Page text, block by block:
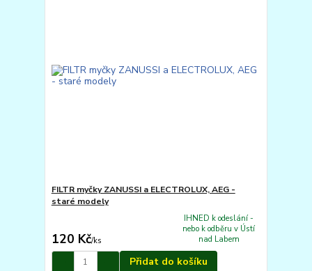
FILTR myčky ZANUSSI a ELECTROLUX, AEG -
staré modely
120 Kč/ks
IHNED k odeslání -
nebo k odběru v Ústí
nad Labem
Přidat do košíku